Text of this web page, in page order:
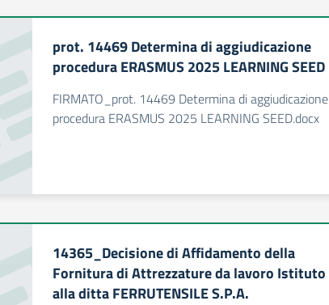
prot. 14469 Determina di aggiudicazione
procedura ERASMUS 2025 LEARNING SEED
FIRMATO_prot. 14469 Determina di aggiudicazione
procedura ERASMUS 2025 LEARNING SEED.docx
14365_Decisione di Affidamento della
Fornitura di Attrezzature da lavoro Istituto
alla ditta FERRUTENSILE S.P.A.